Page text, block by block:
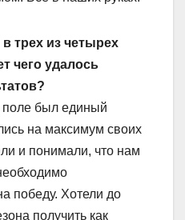
трех из четырех
чего удалось
поле был единый
на максимум своих
и понимали, что нам
победу. Хотели до
получить как